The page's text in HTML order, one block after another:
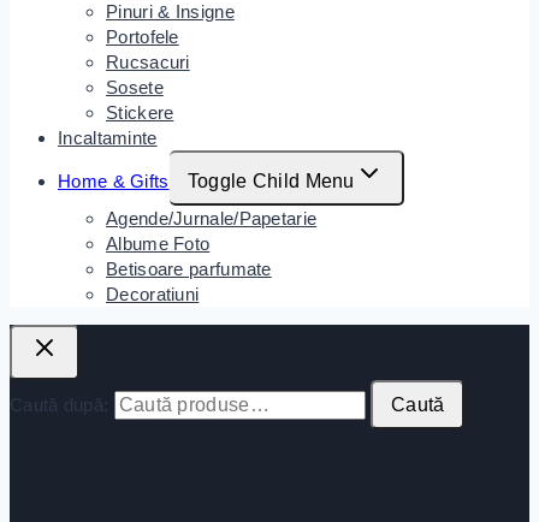
Pinuri & Insigne
Portofele
Rucsacuri
Sosete
Stickere
Incaltaminte
Home & Gifts
Toggle Child Menu
Agende/Jurnale/Papetarie
Albume Foto
Betisoare parfumate
Decoratiuni
Caută după: Caută